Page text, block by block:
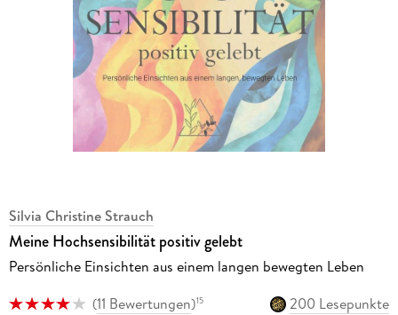
Silvia Christine Strauch
Meine Hochsensibilität positiv gelebt
Persönliche Einsichten aus einem langen bewegten Leben
(11 Bewertungen)15
200 Lesepunkte